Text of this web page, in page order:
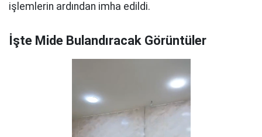
işlemlerin ardından imha edildi.
İşte Mide Bulandıracak Görüntüler